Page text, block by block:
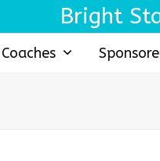
Bright